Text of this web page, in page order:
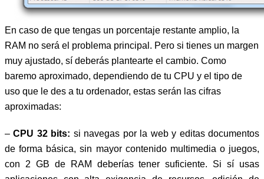
En caso de que tengas un porcentaje restante amplio, la
RAM no será el problema principal. Pero si tienes un margen
muy ajustado, sí deberás plantearte el cambio. Como
baremo aproximado, dependiendo de tu CPU y el tipo de
uso que le des a tu ordenador, estas serán las cifras
aproximadas:
–CPU 32 bits: si navegas por la web y editas documentos
de forma básica, sin mayor contenido multimedia o juegos,
con 2 GB de RAM deberías tener suficiente. Si sí usas